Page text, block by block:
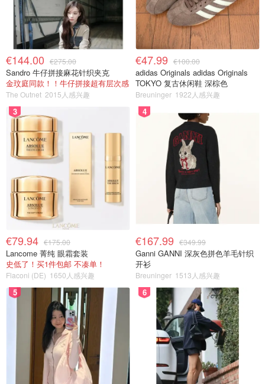
€144.00 €275.00
Sandro 牛仔拼接麻花针织夹克
金玟庭同款！！牛仔拼接超有层次感
The Outnet 2015人感兴趣
€47.99 €100.00
adidas Originals adidas Originals
TOKYO 复古休闲鞋 深棕色
Breuninger 1922人感兴趣
3
€79.94 €175.00
Lancome 菁纯 眼霜套装
史低了！买1件包邮 不凑单！
Flaconi (DE) 1650人感兴趣
4
€167.99 €349.99
Ganni GANNI 深灰色拼色羊毛针织
开衫
Breuninger 1513人感兴趣
5 6